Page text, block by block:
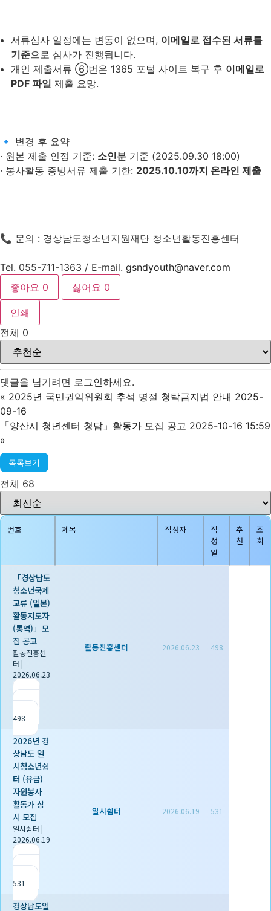
서류심사 일정에는 변동이 없으며, 이메일로 접수된 서류를
기준으로 심사가 진행됩니다.
개인 제출서류 ⑥번은 1365 포털 사이트 복구 후 이메일로
PDF 파일 제출 요망.
🔹 변경 후 요약
· 원본 제출 인정 기준: 소인분 기준 (2025.09.30 18:00)
· 봉사활동 증빙서류 제출 기한: 2025.10.10까지 온라인 제출
📞 문의 : 경상남도청소년지원재단 청소년활동진흥센터
Tel. 055-711-1363 / E-mail. gsndyouth@naver.com
좋아요 0 싫어요 0
인쇄
전체 0
댓글을 남기려면 로그인하세요.
« 2025년 국민권익위원회 추석 명절 청탁금지법 안내 2025-
09-16
「양산시 청년센터 청담」활동가 모집 공고 2025-10-16 15:59
»
목록보기
전체 68
번호 제목 작성자
작
성
일
추
천
조
회
「경상남도
청소년국제
교류 (일본)
활동지도자
(통역)」모
집 공고
활동진흥센
터 |
2026.06.23
|
조회
498
활동진흥센터 2026.06.23 498
2026년 경
상남도 일
시청소년쉼
터 (유급)
자원봉사
활동가 상
시 모집
일시쉼터 |
2026.06.19
|
조회
531
일시쉼터 2026.06.19 531
경상남도일